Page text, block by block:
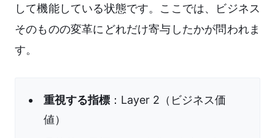
して機能している状態です。ここでは、ビジネス
そのものの変革にどれだけ寄与したかが問われま
す。
重視する指標 ：Layer 2（ビジネス価
値）